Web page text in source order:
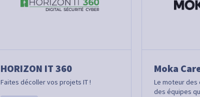
HORIZON IT 360
Faites décoller vos projets IT !
Moka
Le moteur
des équipes